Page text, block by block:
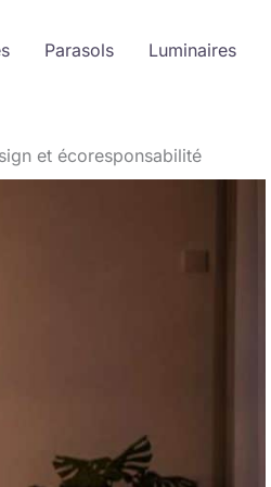
Parasols Luminaires
et écoresponsabilité